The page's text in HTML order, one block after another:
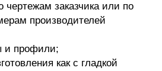
чертежам заказчика или по
производителей
и профили;
как с гладкой